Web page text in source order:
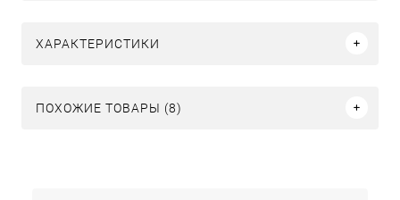
ХАРАКТЕРИСТИКИ
ПОХОЖИЕ ТОВАРЫ (8)